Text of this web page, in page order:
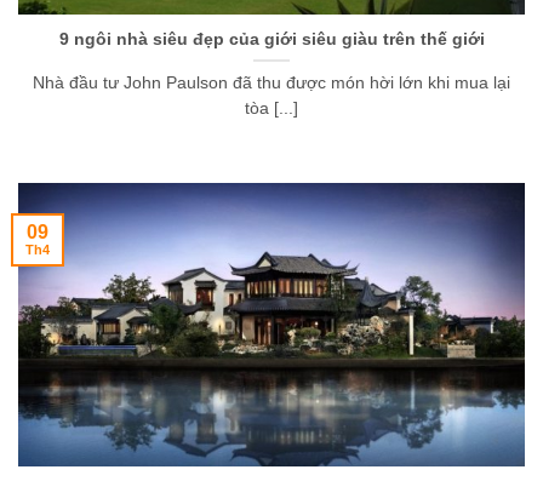
9 ngôi nhà siêu đẹp của giới siêu giàu trên thế giới
Nhà đầu tư John Paulson đã thu được món hời lớn khi mua lại
tòa [...]
09
Th4